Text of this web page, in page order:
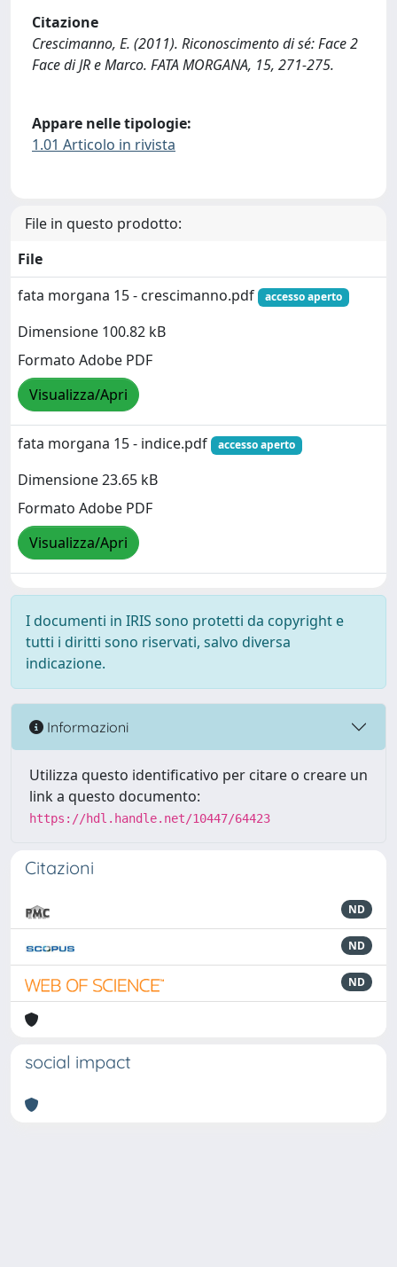
Citazione
Crescimanno, E. (2011). Riconoscimento di sé: Face 2
Face di JR e Marco. FATA MORGANA, 15, 271-275.
Appare nelle tipologie:
1.01 Articolo in rivista
File in questo prodotto:
File
fata morgana 15 - crescimanno.pdf
accesso aperto
Dimensione 100.82 kB
Formato Adobe PDF
Visualizza/Apri
fata morgana 15 - indice.pdf accesso aperto
Dimensione 23.65 kB
Formato Adobe PDF
Visualizza/Apri
I documenti in IRIS sono protetti da copyright e
tutti i diritti sono riservati, salvo diversa
indicazione.
Informazioni
Utilizza questo identificativo per citare o creare un
link a questo documento:
https://hdl.handle.net/10447/64423
Citazioni
ND
ND
ND
social impact